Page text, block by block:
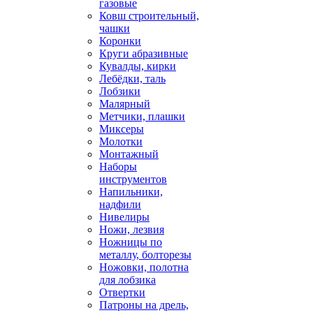
газовые
Ковш строительный,
чашки
Коронки
Круги абразивные
Кувалды, кирки
Лебёдки, таль
Лобзики
Малярный
Метчики, плашки
Миксеры
Молотки
Монтажный
Наборы
инструментов
Напильники,
надфили
Нивелиры
Ножи, лезвия
Ножницы по
металлу, болторезы
Ножовки, полотна
для лобзика
Отвертки
Патроны на дрель,